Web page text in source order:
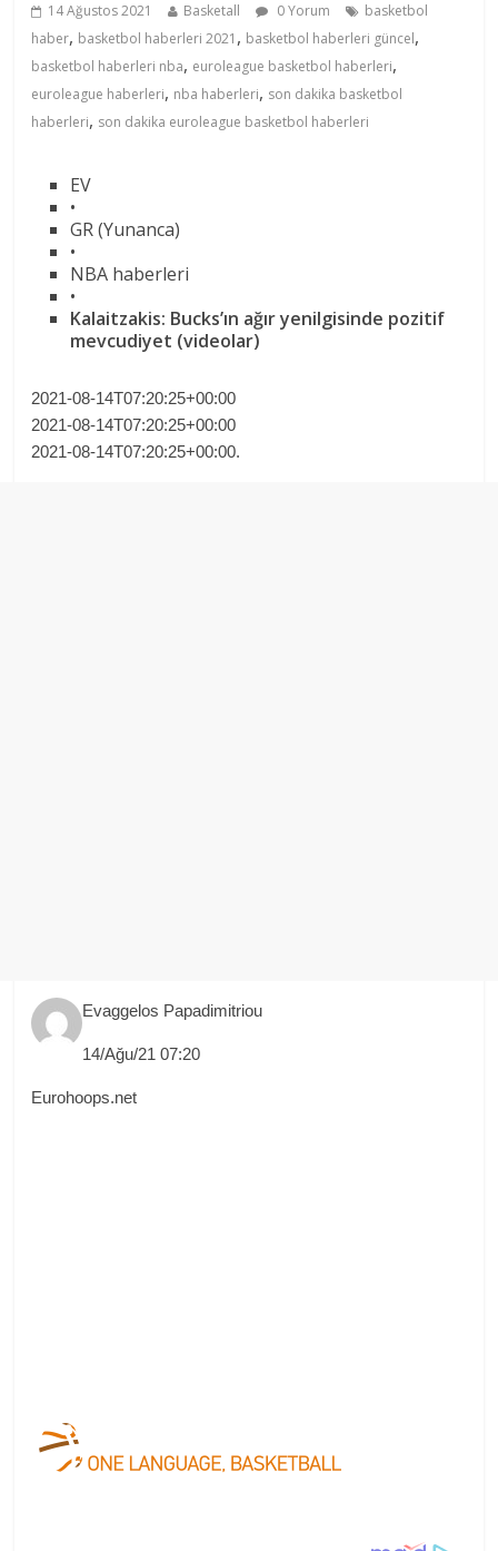
14 Ağustos 2021 Basketall 0 Yorum
basketbol
haber, basketbol haberleri 2021 , basketbol haberleri güncel,
basketbol haberleri nba, euroleague basketbol haberleri,
euroleague haberleri, nba haberleri, son dakika basketbol
haberleri, son dakika euroleague basketbol haberleri
EV
•
GR (Yunanca)
•
NBA haberleri
•
Kalaitzakis: Bucks’ın ağır yenilgisinde pozitif
mevcudiyet (videolar)
2021-08-14T07:20:25+00:00
2021-08-14T07:20:25+00:00
2021-08-14T07:20:25+00:00.
Evaggelos Papadimitriou
14/Ağu/21 07:20
Eurohoops.net